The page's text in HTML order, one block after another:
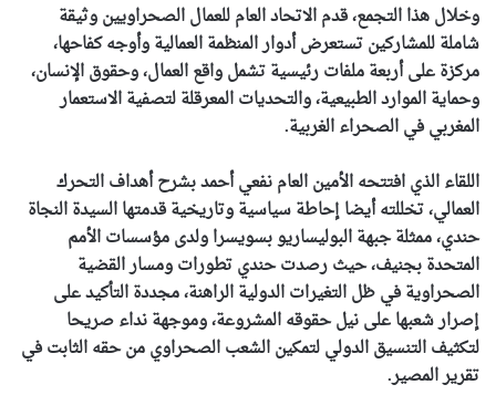
وخلال هذا التجمع، قدم الاتحاد العام للعمال الصحراويين وثيقة
شاملة للمشاركين تستعرض أدوار المنظمة العمالية وأوجه كفاحها،
مركزة على أربعة ملفات رئيسية تشمل واقع العمال، وحقوق الإنسان،
وحماية الموارد الطبيعية، والتحديات المعرقلة لتصفية الاستعمار
المغربي في الصحراء الغربية.
اللقاء الذي افتتحه الأمين العام نفعي أحمد بشرح أهداف التحرك
العمالي، تخللته أيضا إحاطة سياسية وتاريخية قدمتها السيدة النجاة
حندي، ممثلة جبهة البوليساريو بسويسرا ولدى مؤسسات الأمم
المتحدة بجنيف، حيث رصدت حندي تطورات ومسار القضية
الصحراوية في ظل التغيرات الدولية الراهنة، مجددة التأكيد على
إصرار شعبها على نيل حقوقه المشروعة، وموجهة نداء صريحا
لتكثيف التنسيق الدولي لتمكين الشعب الصحراوي من حقه الثابت في
تقرير المصير.